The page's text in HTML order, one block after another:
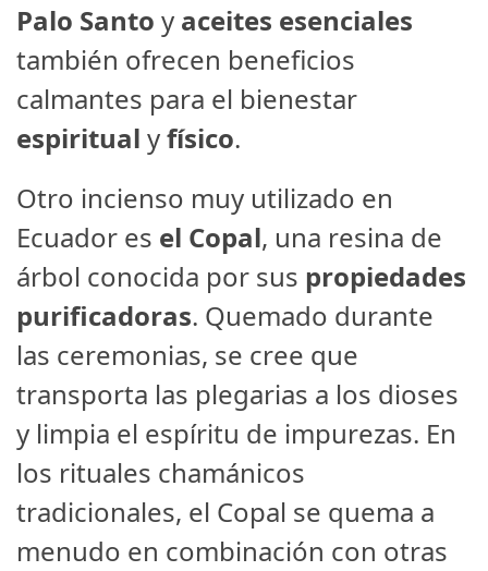
Palo Santo y aceites esenciales
también ofrecen beneficios
calmantes para el bienestar
espiritual yfísico.
Otro incienso muy utilizado en
Ecuador es el Copal, una resina de
árbol conocida por sus propiedades
purificadoras. Quemado durante
las ceremonias, se cree que
transporta las plegarias a los dioses
y limpia el espíritu de impurezas. En
los rituales chamánicos
tradicionales, el Copal se quema a
menudo en combinación con otras